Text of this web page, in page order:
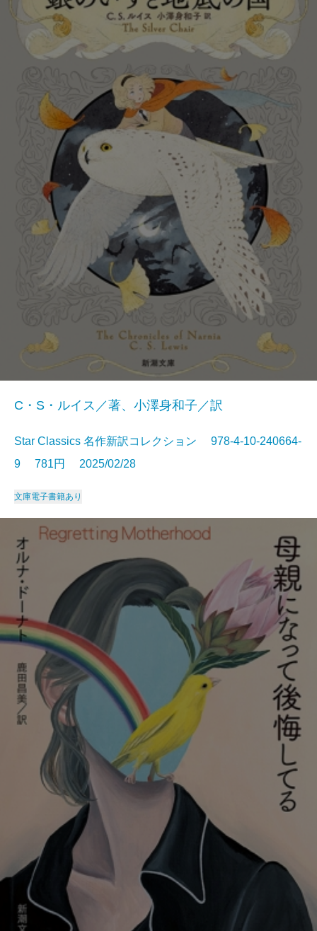
C・S・ルイス／著、小澤身和子／訳
Star Classics 名作新訳コレクション 978-4-10-240664-
9 781円 2025/02/28
文庫電子書籍あり